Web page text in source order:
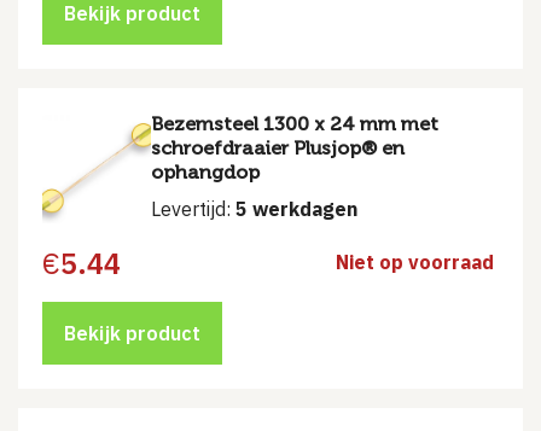
Bekijk product
Bezemsteel 1300 x 24 mm met
schroefdraaier Plusjop® en
ophangdop
Levertijd: 5 werkdagen
€5.44 Niet op voorraad
Bekijk product